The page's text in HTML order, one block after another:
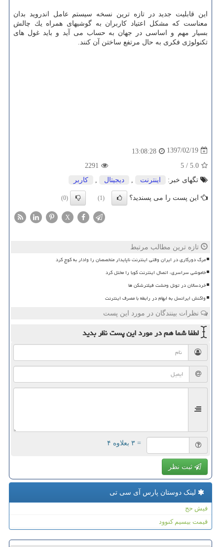
این قابلیت جدید در تازه ترین نسخه سیستم عامل اندروید بدان
معناست كه مشكل اعتیاد كاربران به گوشیهای همراه یك چالش
بسیار مهم و اساسی در جهان به حساب می آید و باید غول های
تكنولوژی فكری به حال مرتفع ساختن آن كنند.
1397/02/19
13:08:28
5.0
/
5
2291
تگهای خبر:
اینترنت دیجیتال كاربر
این پست را می پسندید؟ (1)
(0)
X
تازه ترین مطالب مرتبط
مرگ دورکاری در ایران وقتی اینترنت ناپایدار متخصصان را وادار به کوچ کرد
خاموشی سراسری، اتصال اینترنت کوبا را مختل کرد
خردسالان در تونل وحشت فیلترشکن ها
واکنش ایرانسل به ابهام در رابطه با مصرف اینترنت
نظرات بینندگان در مورد این پست
لطفا شما همدر مورد این پستنظر بدید
= ۳ بعلاوه ۴
ثبت نظر
لینک دوستان پارس آی سی تی
فیش حج
قیمت بیسیم کنوود